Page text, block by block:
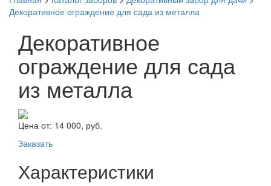
Декоративное ограждение для сада из металла
Декоративное
ограждение для сада
из металла
Цена от: 14 000, руб.
Заказать
Характеристики